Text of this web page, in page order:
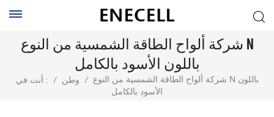
شركة ألواح الطاقة الشمسية من النوع N
باللون الأسود بالكامل
أنت في : / وطن /
شركة ألواح الطاقة الشمسية من النوع N باللون
الأسود بالكامل